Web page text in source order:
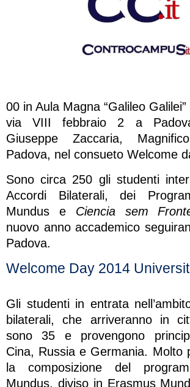
00 in Aula Magna “Galileo
via VIII febbraio 2 a
Giuseppe Zaccaria,
Padova, nel consueto Welcome
Sono circa 250 gli studenti
Accordi Bilaterali, dei
Mundus e Ciencia sem
nuovo anno accademico
Padova.
Welcome Day 2014
Gli studenti in entrata
bilaterali, che arriveranno in
sono 35 e provengono
Cina, Russia e Germania. Molto
la composizione del
Mundus, diviso in Erasmus